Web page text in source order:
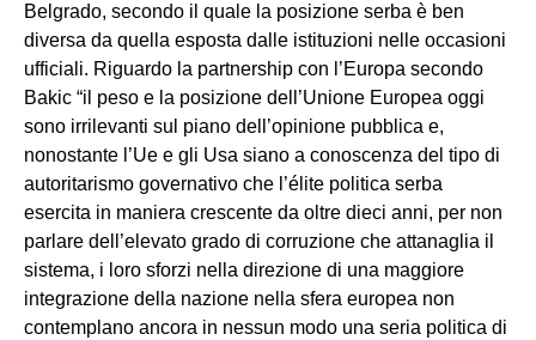
Belgrado, secondo il quale la posizione serba è ben
diversa da quella esposta dalle istituzioni nelle occasioni
ufficiali. Riguardo la partnership con l’Europa secondo
Bakic “il peso e la posizione dell’Unione Europea oggi
sono irrilevanti sul piano dell’opinione pubblica e,
nonostante l’Ue e gli Usa siano a conoscenza del tipo di
autoritarismo governativo che l’élite politica serba
esercita in maniera crescente da oltre dieci anni, per non
parlare dell’elevato grado di corruzione che attanaglia il
sistema, i loro sforzi nella direzione di una maggiore
integrazione della nazione nella sfera europea non
contemplano ancora in nessun modo una seria politica di